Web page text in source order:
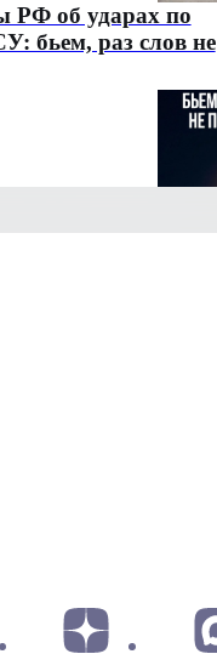
РФ об ударах по
бьем, раз слов не